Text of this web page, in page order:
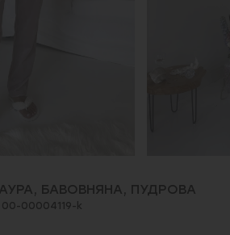
БАВОВНЯНА, ПУДРОВА
00-00004119-k